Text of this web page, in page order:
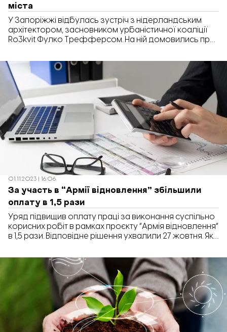
міста
У Запоріжжі відбулась зустріч з нідерландським
архітектором, засновником урбаністичної коаліції
Ro3kvit Фулко Трефферсом. На ній домовились про
це повідомляють в Запорізькій міській раді. Даний
проєкт спрямований на реконструкцію міста та
реалізується за підтримки німецького фонду GIZ.
Також Запоріжжя відвідав президент асоціації
архітектури Франції, урбаніст і архітектор Мартін
Дюплантьє. […]
01.11.2023 | 16:06
За участь в “Армії відновлення” збільшили
оплату в 1,5 рази
Уряд підвищив оплату праці за виконання суспільно
корисних робіт в рамках проєкту “Армія відновлення”
в 1,5 рази. Відповідне рішення ухвалили 27 жовтня. Як
зайнятості, відтепер можна отримати оплату більшу,
ніж передбачалось раніше, а саме – 1,5 мінімальних
заробітних плат (до 10 050 грн). Планується, що з 1
січня 2024 року […]